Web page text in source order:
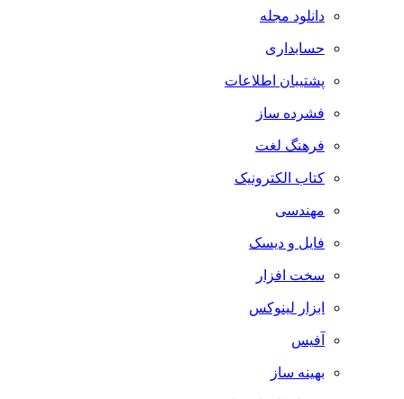
دانلود مجله
حسابداری
پشتیبان اطلاعات
فشرده ساز
فرهنگ لغت
کتاب الکترونیک
مهندسی
فایل و دیسک
سخت افزار
ابزار لینوکس
آفیس
بهینه ساز